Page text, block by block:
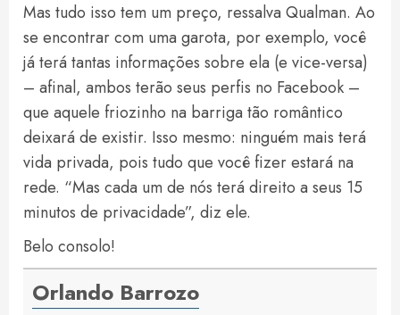
Mas tudo isso tem um preço, ressalva Qualman. Ao
se encontrar com uma garota, por exemplo, você
já terá tantas informações sobre ela (e vice-versa)
– afinal, ambos terão seus perfis no Facebook –
que aquele friozinho na barriga tão romântico
deixará de existir. Isso mesmo: ninguém mais terá
vida privada, pois tudo que você fizer estará na
rede. “Mas cada um de nós terá direito a seus 15
minutos de privacidade”, diz ele.
Belo consolo!
Orlando Barrozo